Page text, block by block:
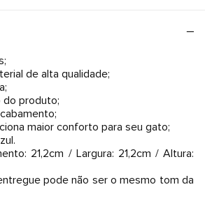
de alta qualidade;
do produto;
maior conforto para seu gato;
21,2cm / Largura: 21,2cm / Altura:
pode não ser o mesmo tom da